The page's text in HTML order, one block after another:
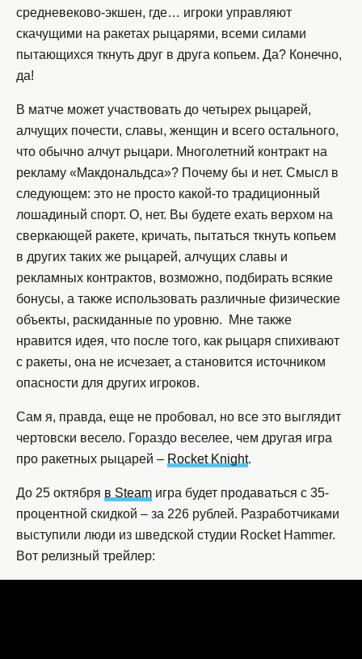
средневеково-экшен, где… игроки управляют
скачущими на ракетах рыцарями, всеми силами
пытающихся ткнуть друг в друга копьем. Да? Конечно,
да!
В матче может участвовать до четырех рыцарей,
алчущих почести, славы, женщин и всего остального,
что обычно алчут рыцари. Многолетний контракт на
рекламу «Макдональдса»? Почему бы и нет. Смысл в
следующем: это не просто какой-то традиционный
лошадиный спорт. О, нет. Вы будете ехать верхом на
сверкающей ракете, кричать, пытаться ткнуть копьем
в других таких же рыцарей, алчущих славы и
рекламных контрактов, возможно, подбирать всякие
бонусы, а также использовать различные физические
объекты, раскиданные по уровню. Мне также
нравится идея, что после того, как рыцаря спихивают
с ракеты, она не исчезает, а становится источником
опасности для других игроков.
Сам я, правда, еще не пробовал, но все это выглядит
чертовски весело. Гораздо веселее, чем другая игра
про ракетных рыцарей – Rocket Knight.
До 25 октября в Steam игра будет продаваться с 35-
процентной скидкой – за 226 рублей. Разработчиками
выступили люди из шведской студии Rocket Hammer.
Вот релизный трейлер: